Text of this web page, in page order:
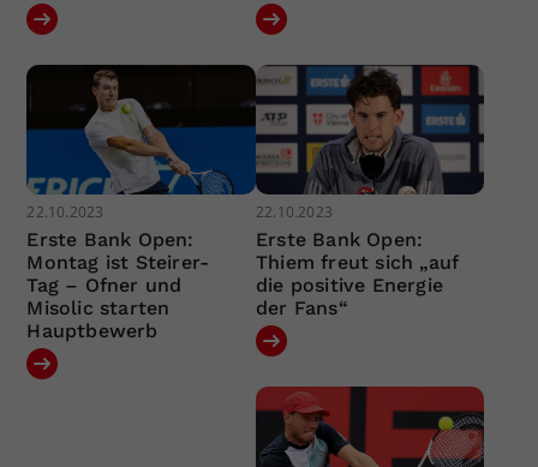
22.10.2023
Erste Bank Open:
Montag ist Steirer-
Tag – Ofner und
Misolic starten
Hauptbewerb
22.10.2023
Erste Bank Open:
Thiem freut sich „auf
die positive Energie
der Fans“